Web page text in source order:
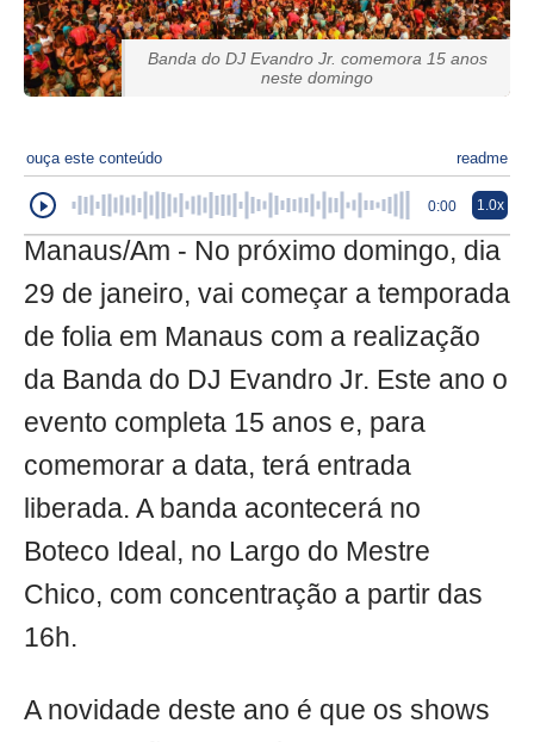
Banda do DJ Evandro Jr. comemora 15 anos
neste domingo
ouça este conteúdo readme
0:00 1.0x
Manaus/Am - No próximo domingo, dia
29 de janeiro, vai começar a temporada
de folia em Manaus com a realização
da Banda do DJ Evandro Jr. Este ano o
evento completa 15 anos e, para
comemorar a data, terá entrada
liberada. A banda acontecerá no
Boteco Ideal, no Largo do Mestre
Chico, com concentração a partir das
16h.
A novidade deste ano é que os shows